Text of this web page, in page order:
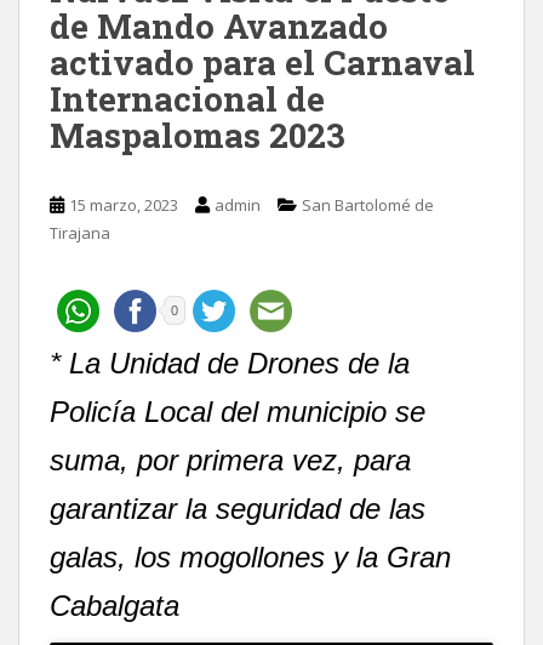
de Mando Avanzado
activado para el Carnaval
Internacional de
Maspalomas 2023
15 marzo, 2023 admin
San Bartolomé de
Tirajana
0
* La Unidad de Drones de la
Policía Local del municipio se
suma, por primera vez, para
garantizar la seguridad de las
galas, los mogollones y la Gran
Cabalgata